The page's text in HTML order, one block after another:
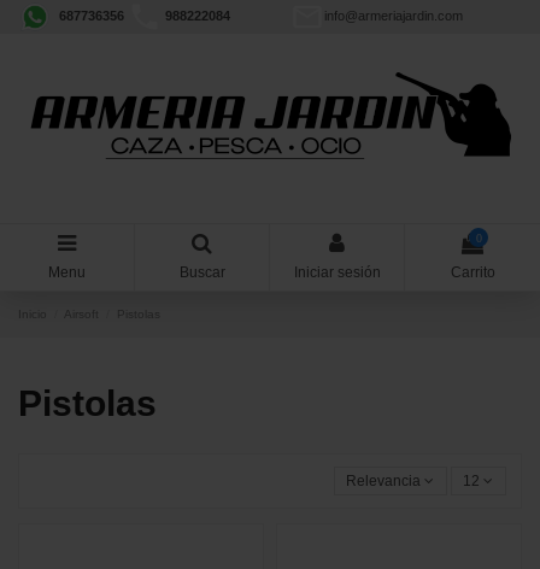
687736356 988222084 info@armeriajardin.com
Menu Buscar Iniciar sesión
0
Carrito
Airsoft
Pistolas
Relevancia 12